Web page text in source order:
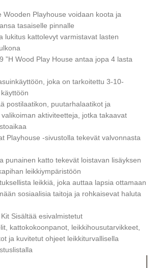
Wooden Playhouse voidaan koota ja
tasaiselle pinnalle
lukitus kattolevyt varmistavat lasten
”H Wood Play House antaa jopa 4 lasta
joka on tarkoitettu 3-10-
postilaatikon, puutarhalaatikot ja
aktiviteetteja, jotka takaavat
Playhouse -sivustolla tekevät valvonnasta
punainen katto tekevät loistavan lisäyksen
leikkiympäristöön
leikkiä, joka auttaa lapsia ottamaan
sosiaalisia taitoja ja rohkaisevat haluta
Sisältää esivalmistetut
kattokokoonpanot, leikkihousutarvikkeet,
ja kuvitetut ohjeet leikkiturvallisella